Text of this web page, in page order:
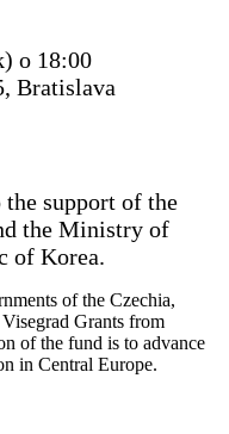
o 18:00
Bratislava
support of the
the Ministry of
of Korea.
of the Czechia,
Grants from
of the fund is to advance
in Central Europe.